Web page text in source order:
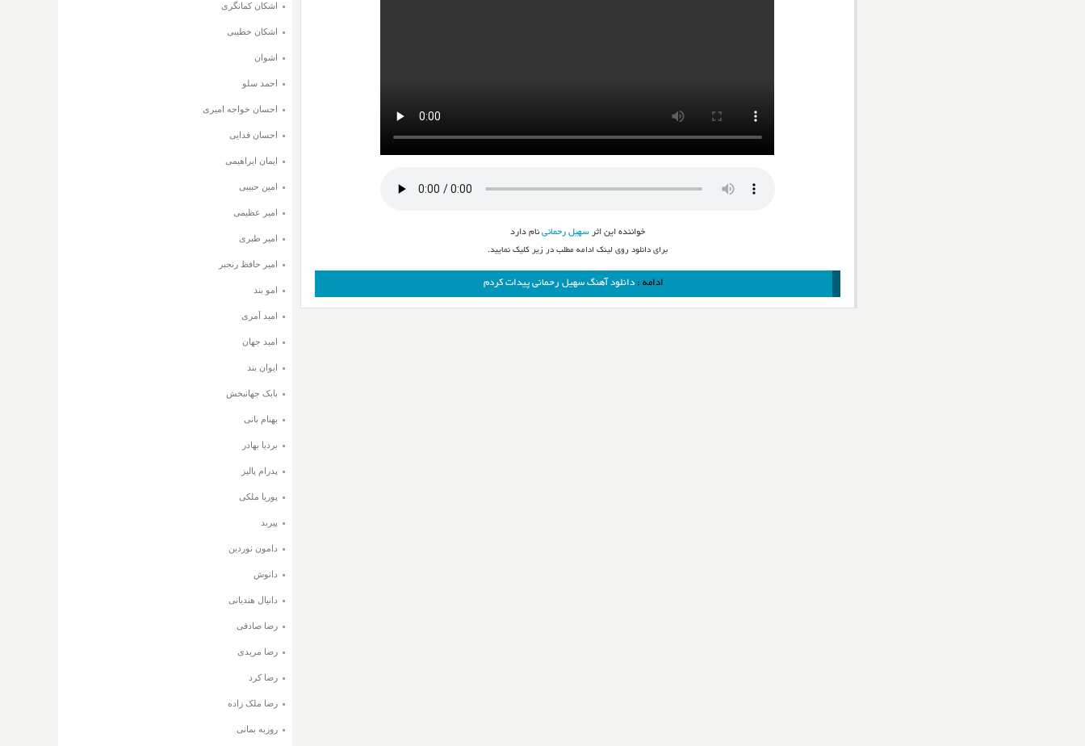
خواننده این اثر سهیل رحمانی نام دارد
برای دانلود روی لینک ادامه مطلب در زیر کلیک نمایید.
ادامه : دانلود آهنگ سهیل رحمانی پیدات کردم
اشکان کمانگری
اشکان خطیبی
اشوان
احمد سلو
احسان خواجه امیری
احسان فدایی
ایمان ابراهیمی
امین حبیبی
امیر عظیمی
امیر طبری
امیر حافظ رنجبر
امو بند
امید آمری
امید جهان
ایوان بند
بابک جهانبخش
بهنام بانی
بردیا بهادر
پدرام پالیز
پوریا ملکی
پیربد
دامون نوردین
دانوش
دانیال هندیانی
رضا صادقی
رضا مریدی
رضا کرد
رضا ملک زاده
روزبه بمانی